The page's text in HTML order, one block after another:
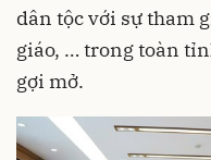
dân tộc với sự tham
giáo, … trong toàn
gợi mở.